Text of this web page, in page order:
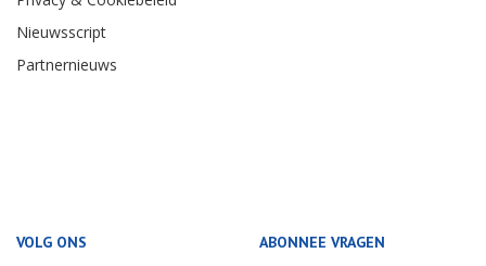
Nieuwsscript
Partnernieuws
VOLG ONS ABONNEE VRAGEN